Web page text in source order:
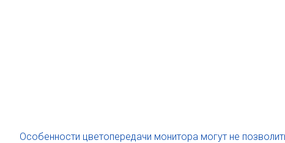
Особенности цветопередачи монитора могут не